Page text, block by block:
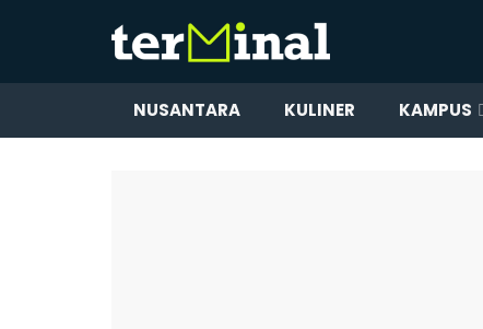
NUSANTARA KULINER KAMPUS